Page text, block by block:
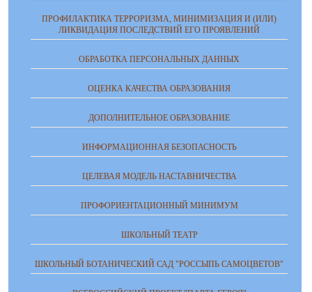
ПРОФИЛАКТИКА ТЕРРОРИЗМА, МИНИМИЗАЦИЯ И (ИЛИ)
ЛИКВИДАЦИЯ ПОСЛЕДСТВИЙ ЕГО ПРОЯВЛЕНИЙ
ОБРАБОТКА ПЕРСОНАЛЬНЫХ ДАННЫХ
ОЦЕНКА КАЧЕСТВА ОБРАЗОВАНИЯ
ДОПОЛНИТЕЛЬНОЕ ОБРАЗОВАНИЕ
ИНФОРМАЦИОННАЯ БЕЗОПАСНОСТЬ
ЦЕЛЕВАЯ МОДЕЛЬ НАСТАВНИЧЕСТВА
ПРОФОРИЕНТАЦИОННЫЙ МИНИМУМ
ШКОЛЬНЫЙ ТЕАТР
ШКОЛЬНЫЙ БОТАНИЧЕСКИЙ САД "РОССЫПЬ САМОЦВЕТОВ"